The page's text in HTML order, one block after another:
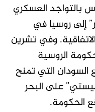
بالتواجد العسكري
إلى روسيا في
وفي تشرين
صادقت الحكومة الروسية
السودان التي تمنح
على البحر
الحكومة.